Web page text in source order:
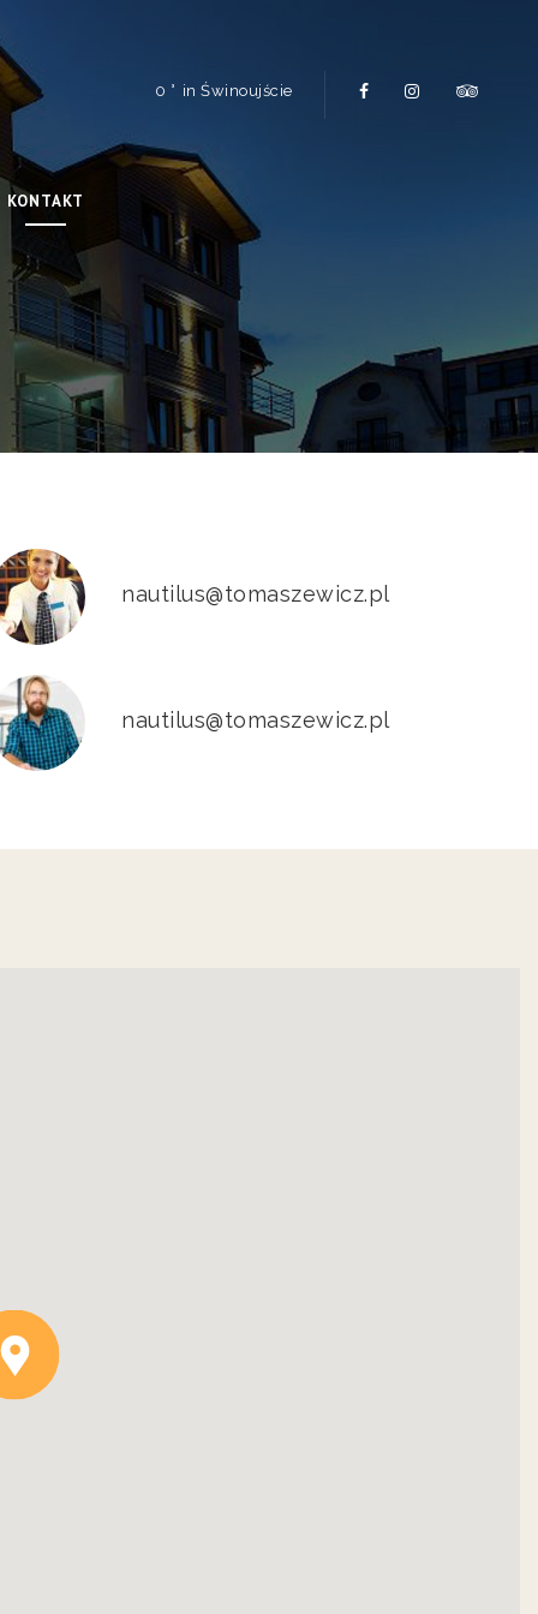
0 in Świnoujście
KONTAKT
nautilus@tomaszewicz.pl
nautilus@tomaszewicz.pl